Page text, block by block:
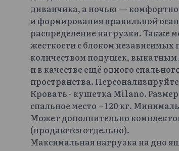
диванчика, а ночью —
и формирования правильной
распределение нагрузки. Также
жесткости с блоком
количеством подушек, выкатным
и в качестве ещё одного
пространства.
Кровать - кушетка Milano.
спальное место – 120 кг.
Может дополнительно
(продаются отдельно).
Максимальная нагрузка на дно